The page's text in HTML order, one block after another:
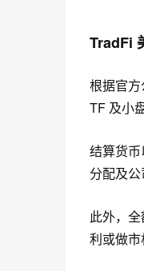
TradFi
根据官
TF 及小
结算货币
分配及公
此外，
利或做市